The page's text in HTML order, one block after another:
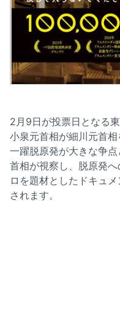
2月9日が投票日となる
小泉元首相が細川元首
一躍脱原発が大きな争
首相が視察し、脱原発
ロを題材としたドキュ
されます。